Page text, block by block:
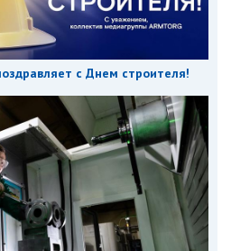
с Днем строителя!